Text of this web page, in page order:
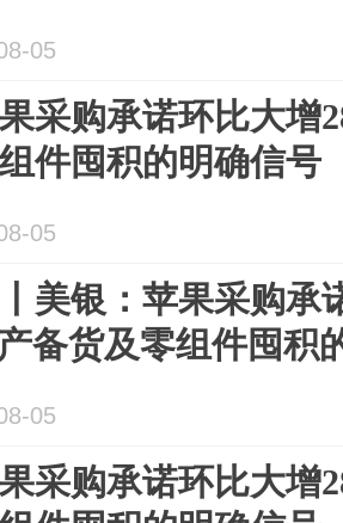
05
采购承诺环比大增
件囤积的明确信号
05
美银：苹果采购承
备货及零组件囤积
05
采购承诺环比大增